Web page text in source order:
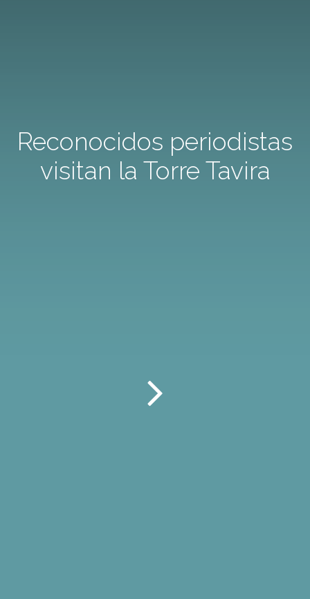
Reconocidos periodistas
visitan la Torre Tavira